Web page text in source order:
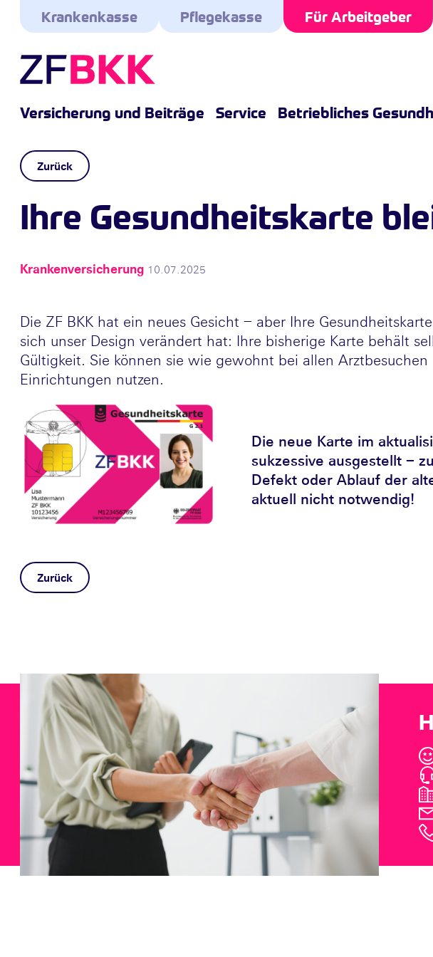
Skip to the content
Krankenkasse Pflegekasse Für Arbeitgeber
Versicherung und Beiträge Service Betriebliches
Zurück
Ihre Gesundheitskarte
Krankenversicherung 10.07.2025
Die ZF BKK hat ein neues Gesicht – aber Ihre
sich unser Design verändert hat: Ihre bisherige Karte behält
Gültigkeit. Sie können sie wie gewohnt bei allen
Einrichtungen nutzen.
Die neue Karte im
sukzessive ausgestellt –
Defekt oder Ablauf der
aktuell nicht notwendig!
Zurück